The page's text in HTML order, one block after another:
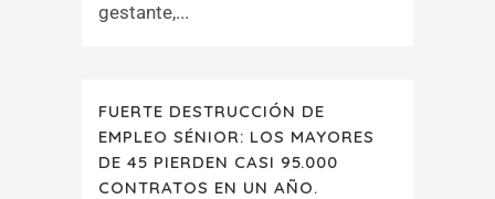
gestante,...
FUERTE DESTRUCCIÓN DE
EMPLEO SÉNIOR: LOS MAYORES
DE 45 PIERDEN CASI 95.000
CONTRATOS EN UN AÑO.